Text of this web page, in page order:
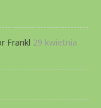
Frankl 29 kwietnia